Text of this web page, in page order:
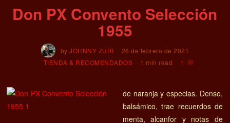
Don PX Convento Selección
1955
byJOHNNY ZURI
26 de febrero de 2021
TIENDA & RECOMENDADOS
1 min read 1
de naranja y especias. Denso,
balsámico, trae recuerdos de
menta, alcanfor y notas de